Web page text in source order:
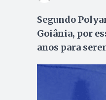
Segundo
Goiânia, por
anos para